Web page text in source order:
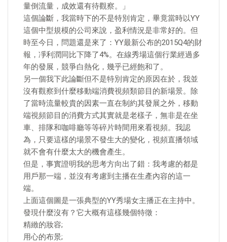
量倒流量，成效還有待觀察。」
這個論斷，我當時下的不是特別肯定，畢竟當時以YY
這個中型規模的公司來說，盈利情況是非常好的。但
時至今日，問題還是來了：YY最新公布的2015Q4的財
報，凈利潤同比下降了4%。在線秀場這個行業經過多
年的發展，競爭白熱化，幾乎已經飽和了。
另一個我下此論斷但不是特別肯定的原因在於，我並
沒有觀察到什麼移動端消費視頻類節目的新場景。除
了當時流量較貴的因素一直在制約其發展之外，移動
端視頻節目的消費方式其實就是老樣子，無非是在坐
車、排隊和咖啡廳等等碎片時間用來看視頻。我認
為，只要這樣的場景不發生大的變化，視頻直播領域
就不會有什麼太大的機會產生。
但是，事實證明我的思考方向出了錯：我考慮的都是
用戶那一端，並沒有考慮到主播在生產內容的這一
端。
上面這個圖是一張典型的YY秀場女主播正在主持中。
發現什麼沒有？它大概有這樣幾個特徵：
精緻的妝容;
用心的布景;